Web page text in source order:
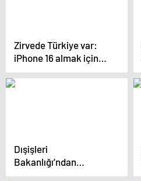
Zirvede Türkiye var:
iPhone 16 almak için
hangi ülkede kaç gün
çalışmak gerekiyor
Dışişleri
Bakanlığı’ndan
Kerkük’te yaşanan